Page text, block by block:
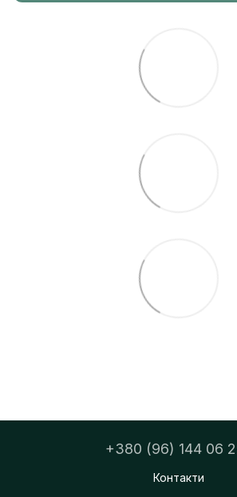
+380 (96) 144 06
Контакти